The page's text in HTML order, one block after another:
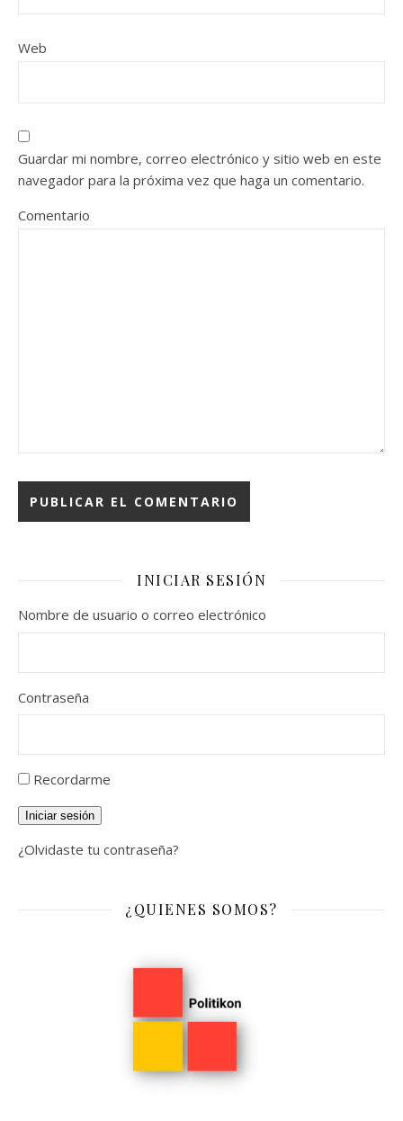
Web
Guardar mi nombre, correo electrónico y sitio web en este
navegador para la próxima vez que haga un comentario.
Comentario
INICIAR SESIÓN
Nombre de usuario o correo electrónico
Contraseña
Recordarme
Iniciar sesión
¿Olvidaste tu contraseña?
¿QUIENES SOMOS?